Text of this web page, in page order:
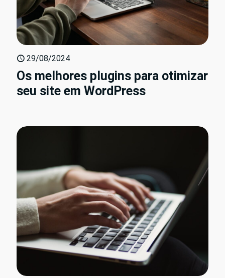
29/08/2024
Os melhores plugins para otimizar
seu site em WordPress